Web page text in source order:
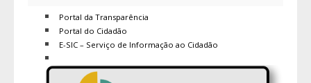
Portal da Transparência
Portal do Cidadão
E-SIC – Serviço de Informação ao Cidadão